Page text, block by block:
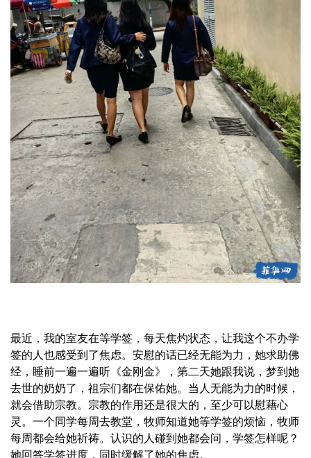
最近，我的室友在等学签，每天焦灼状态，让我这个不办学
签的人也感受到了焦虑。安慰的话已经无能为力，她求助佛
经，睡前一遍一遍听《金刚金》，第二天她跟我说，梦到她
去世的奶奶了，祖宗们都在保佑她。当人无能为力的时候，
就会借助宗教。宗教的作用还是很大的，至少可以慰藉心
灵。一个同学每周去教堂，牧师知道她等学签的烦恼，牧师
每周都会给她祈祷。认识的人碰到她都会问，学签怎样呢？
她回答学签进度，同时缓解了她的焦虑。